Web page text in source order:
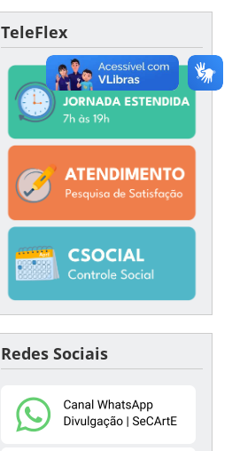
TeleFlex
Redes Sociais